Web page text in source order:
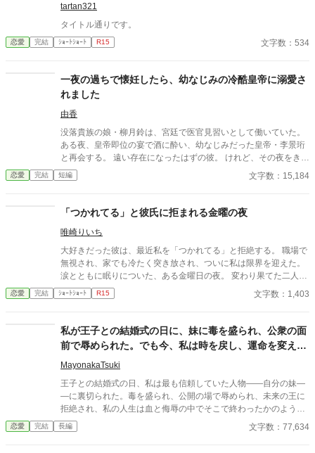
tartan321
タイトル通りです。
恋愛 完結 ｼｮｰﾄｼｮｰﾄ R15 文字数：534
一夜の過ちで懐妊したら、幼なじみの冷酷皇帝に溺愛さ
れました
由香
没落貴族の娘・柳月鈴は、宮廷で医官見習いとして働いていた。
ある夜、皇帝即位の宴で酒に酔い、幼なじみだった皇帝・李景珩
と再会する。 遠い存在になったはずの彼。 けれど、その夜をきっ
かけに月鈴の運命は大きく動き出す。 冷酷と恐れられる皇帝が、
なぜか彼女だけには甘すぎて――。
恋愛 完結 短編 文字数：15,184
「つかれてる」と彼氏に拒まれる金曜の夜
唯崎りいち
大好きだった彼は、最近私を「つかれてる」と拒絶する。 職場で
無視され、家でも冷たく突き放され、ついに私は限界を迎えた。
涙とともに眠りについた、ある金曜日の夜。 変わり果てた二人の
関係は、予想もしない結末を迎える。
恋愛 完結 ｼｮｰﾄｼｮｰﾄ R15 文字数：1,403
私が王子との結婚式の日に、妹に毒を盛られ、公衆の面
前で辱められた。でも今、私は時を戻し、運命を変えに
来た。
MayonakaTsuki
王子との結婚式の日、私は最も信頼していた人物――自分の妹―
―に裏切られた。毒を盛られ、公開の場で辱められ、未来の王に
拒絶され、私の人生は血と侮辱の中でそこで終わったかのように
思えた。しかし、死が私を迎えたとき、不可能なことが起きた―
―私は同じ回廊で、祭壇の前で目を覚まし、あらゆる涙、嘘、そ
恋愛 完結 長編 文字数：77,634